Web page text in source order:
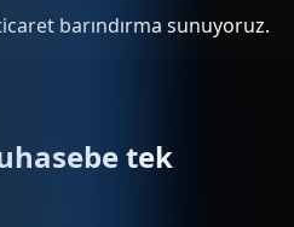
barındırma sunuyoruz.
tek